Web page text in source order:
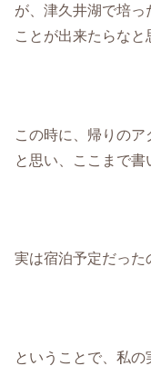
が、津久井湖で培
ことが出来たらなと
この時に、帰りの
と思い、ここまで書
実は宿泊予定だった
ということで、私